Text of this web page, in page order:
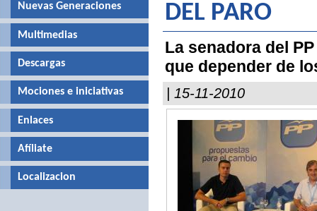
DEL PARO
La senadora del
que depender de
| 15-11-2010
Nuevas Generaciones
Multimedias
Descargas
Mociones e iniciativas
Enlaces
Afíliate
Localizacion